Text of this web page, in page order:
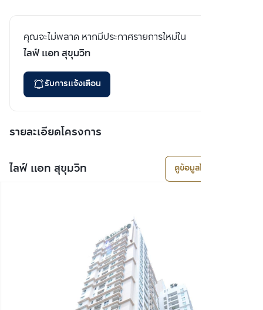
คุณจะไม่พลาด หากมีประกาศรายการใหม่ใน
ไลฟ์ แอท สุขุมวิท
รับการแจ้งเตือน
รายละเอียดโครงการ
ไลฟ์ แอท สุขุมวิท ดูข้อมูลโครงการ